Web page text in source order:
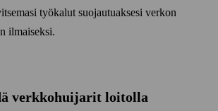
työ­kalut suojautuaksesi verkon
ilmaiseksi.
verkkohuijarit loitolla